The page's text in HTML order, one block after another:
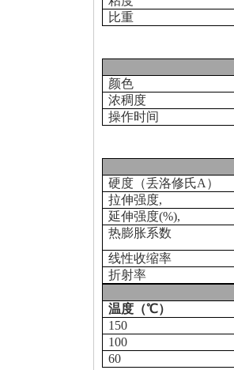
比重
颜色
浓稠度
操作时间
硬度（丢洛修氏A ）
拉伸强度,
延伸强度(%),
热膨胀系数
线性收缩率
折射率
温度（℃）
150
100
60